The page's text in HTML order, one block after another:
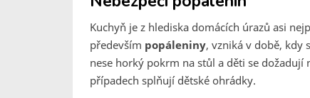
Kuchyň je z hlediska domácích úrazů asi
především popáleniny, vzniká v době, kdy
nese horký pokrm na stůl a děti se
případech splňují dětské ohrádky.